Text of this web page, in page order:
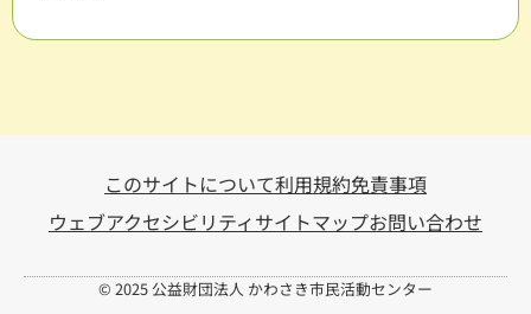
このサイトについて利用規約免責事項
ウェブアクセシビリティサイトマップお問い合わせ
© 2025 公益財団法人 かわさき市民活動センター